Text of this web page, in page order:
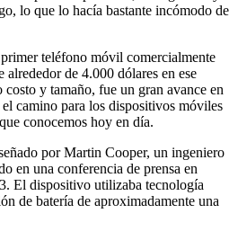
lo que lo hacía bastante incómodo de
teléfono móvil comercialmente
de 4.000 dólares en ese
costo y tamaño, fue un gran avance en
camino para los dispositivos móviles
conocemos hoy en día.
por Martin Cooper, un ingeniero
en una conferencia de prensa en
El dispositivo utilizaba tecnología
de batería de aproximadamente una